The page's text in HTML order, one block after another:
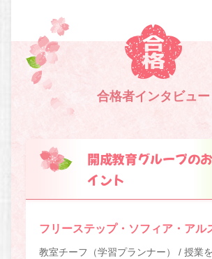
合格者インタビュー
開成教育グループの
イント
フリーステップ・ソフィア・アル
教室チーフ（学習プランナー） / 授業